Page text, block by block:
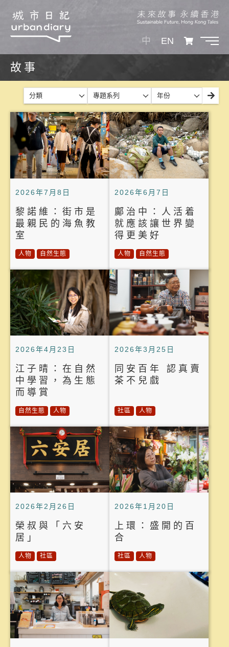
中 EN
故事
分類 專題系列 年份
2026年7月8日
黎諾維：街市是
最親民的海魚教
室
人物 自然生態
2026年6月7日
鄺治中：人活着
就應該讓世界變
得更美好
人物 自然生態
2026年4月23日
江子晴：在自然
中學習，為生態
而導賞
自然生態 人物
2026年3月25日
同安百年 認真賣
茶不兒戲
社區 人物
2026年2月26日
榮叔與「六安
居」
人物 社區
2026年1月20日
上環：盛開的百
合
社區 人物